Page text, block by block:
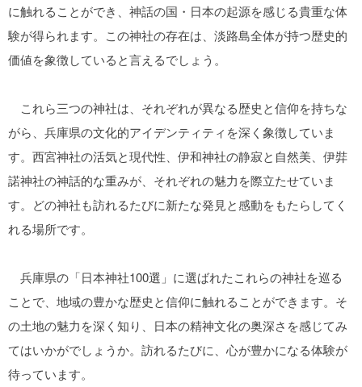
に触れることができ、神話の国・日本の起源を感じる貴重な体
験が得られます。この神社の存在は、淡路島全体が持つ歴史的
価値を象徴していると言えるでしょう。
これら三つの神社は、それぞれが異なる歴史と信仰を持ちな
がら、兵庫県の文化的アイデンティティを深く象徴していま
す。西宮神社の活気と現代性、伊和神社の静寂と自然美、伊弉
諾神社の神話的な重みが、それぞれの魅力を際立たせていま
す。どの神社も訪れるたびに新たな発見と感動をもたらしてく
れる場所です。
兵庫県の「日本神社100選」に選ばれたこれらの神社を巡る
ことで、地域の豊かな歴史と信仰に触れることができます。そ
の土地の魅力を深く知り、日本の精神文化の奥深さを感じてみ
てはいかがでしょうか。訪れるたびに、心が豊かになる体験が
待っています。